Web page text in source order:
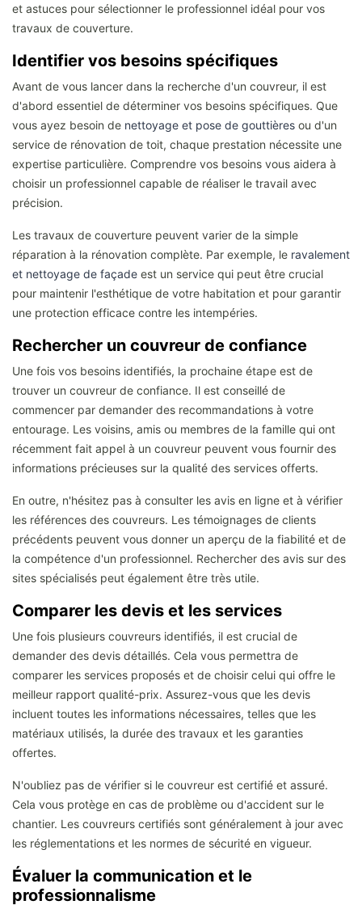
et astuces pour sélectionner le professionnel idéal pour vos
travaux de couverture.
Identifier vos besoins spécifiques
Avant de vous lancer dans la recherche d'un couvreur, il est
d'abord essentiel de déterminer vos besoins spécifiques. Que
vous ayez besoin de nettoyage et pose de gouttières ou d'un
service de rénovation de toit, chaque prestation nécessite une
expertise particulière. Comprendre vos besoins vous aidera à
choisir un professionnel capable de réaliser le travail avec
précision.
Les travaux de couverture peuvent varier de la simple
réparation à la rénovation complète. Par exemple, le ravalement
et nettoyage de façade est un service qui peut être crucial
pour maintenir l'esthétique de votre habitation et pour garantir
une protection efficace contre les intempéries.
Rechercher un couvreur de confiance
Une fois vos besoins identifiés, la prochaine étape est de
trouver un couvreur de confiance. Il est conseillé de
commencer par demander des recommandations à votre
entourage. Les voisins, amis ou membres de la famille qui ont
récemment fait appel à un couvreur peuvent vous fournir des
informations précieuses sur la qualité des services offerts.
En outre, n'hésitez pas à consulter les avis en ligne et à vérifier
les références des couvreurs. Les témoignages de clients
précédents peuvent vous donner un aperçu de la fiabilité et de
la compétence d'un professionnel. Rechercher des avis sur des
sites spécialisés peut également être très utile.
Comparer les devis et les services
Une fois plusieurs couvreurs identifiés, il est crucial de
demander des devis détaillés. Cela vous permettra de
comparer les services proposés et de choisir celui qui offre le
meilleur rapport qualité-prix. Assurez-vous que les devis
incluent toutes les informations nécessaires, telles que les
matériaux utilisés, la durée des travaux et les garanties
offertes.
N'oubliez pas de vérifier si le couvreur est certifié et assuré.
Cela vous protège en cas de problème ou d'accident sur le
chantier. Les couvreurs certifiés sont généralement à jour avec
les réglementations et les normes de sécurité en vigueur.
Évaluer la communication et le
professionnalisme